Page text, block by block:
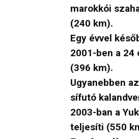
marokkói
(240 km).
Egy évvel
2001-ben a 24
(396 km).
Ugyanebben
sífutó
2003-ban a
teljesíti (550